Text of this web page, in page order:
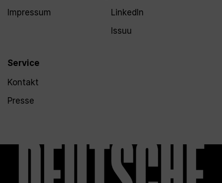
Impressum
Service
Kontakt
Presse
LinkedIn
Issuu